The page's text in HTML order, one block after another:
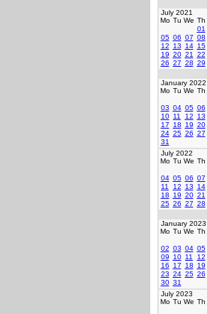
July 2021
Mo Tu We Th
01
05 06 07 08
12
13 14 15
19 20 21 22
26 27 28 29
January 2022
Mo Tu We Th
03 04 05 06
10 11 12 13
17
18 19 20
24 25 26 27
31
July 2022
Mo Tu We Th
04 05 06 07
11
12 13 14
18
19 20 21
25 26 27 28
January 2023
Mo Tu We Th
02 03 04 05
09
10 11 12
16
17 18 19
23 24 25 26
30 31
July 2023
Mo Tu We Th